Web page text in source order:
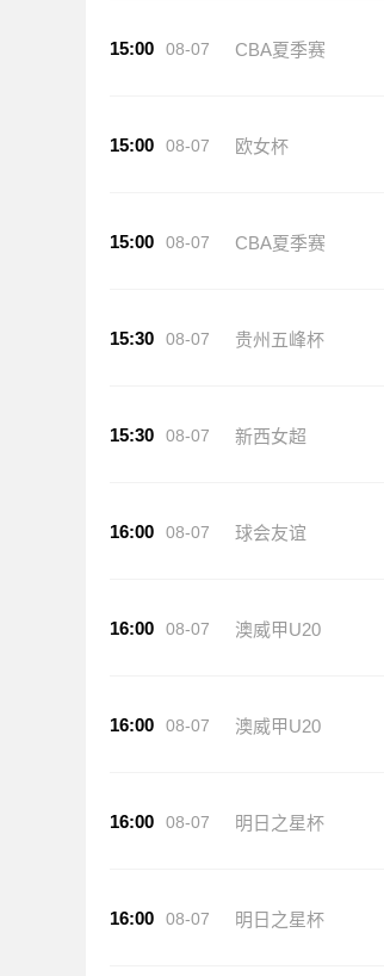
15:00 08-07 CBA夏季赛
15:00 08-07 欧女杯
15:00 08-07 CBA夏季赛
15:30 08-07 贵州五峰杯
15:30 08-07 新西女超
16:00 08-07 球会友谊
16:00 08-07 澳威甲U20
16:00 08-07 澳威甲U20
16:00 08-07 明日之星杯
16:00 08-07 明日之星杯